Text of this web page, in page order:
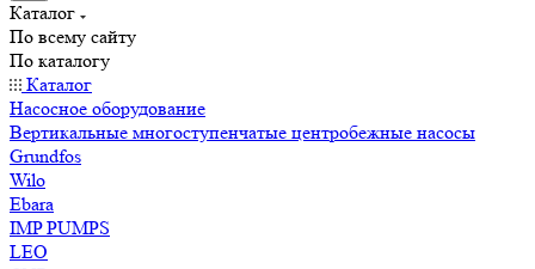
Каталог
По всему сайту
По каталогу
Каталог
Насосное оборудование
Вертикальные многоступенчатые центробежные насосы
Grundfos
Wilo
Ebara
IMP PUMPS
LEO